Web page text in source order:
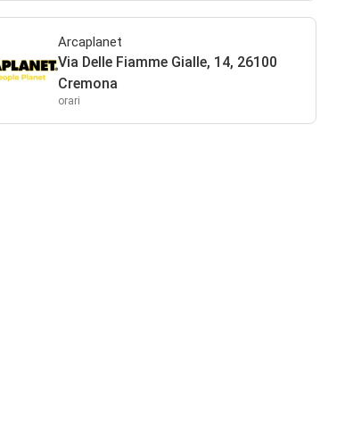
Arcaplanet
Via Delle Fiamme Gialle, 14, 26100
Cremona
orari